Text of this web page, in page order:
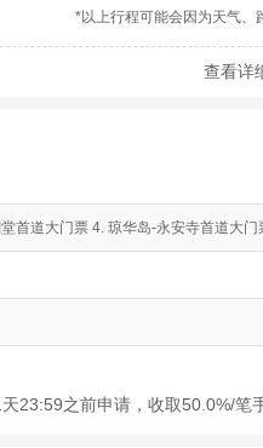
*以上行程可能会因为天气、
查看详
首道大门票 4. 琼华岛-永安寺首道大
23:59之前申请，收取50.0%/